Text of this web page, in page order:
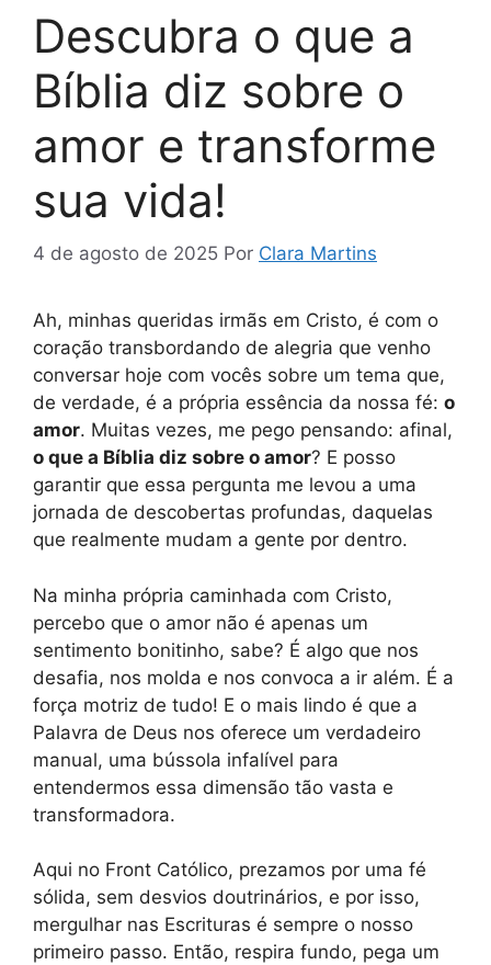
Descubra o que a
Bíblia diz sobre o
amor e transforme
sua vida!
4 de agosto de 2025 Por Clara Martins
Ah, minhas queridas irmãs em Cristo, é com o
coração transbordando de alegria que venho
conversar hoje com vocês sobre um tema que,
de verdade, é a própria essência da nossa fé: o
amor. Muitas vezes, me pego pensando: afinal,
o que a Bíblia diz sobre o amor? E posso
garantir que essa pergunta me levou a uma
jornada de descobertas profundas, daquelas
que realmente mudam a gente por dentro.
Na minha própria caminhada com Cristo,
percebo que o amor não é apenas um
sentimento bonitinho, sabe? É algo que nos
desafia, nos molda e nos convoca a ir além. É a
força motriz de tudo! E o mais lindo é que a
Palavra de Deus nos oferece um verdadeiro
manual, uma bússola infalível para
entendermos essa dimensão tão vasta e
transformadora.
Aqui no Front Católico, prezamos por uma fé
sólida, sem desvios doutrinários, e por isso,
mergulhar nas Escrituras é sempre o nosso
primeiro passo. Então, respira fundo, pega um